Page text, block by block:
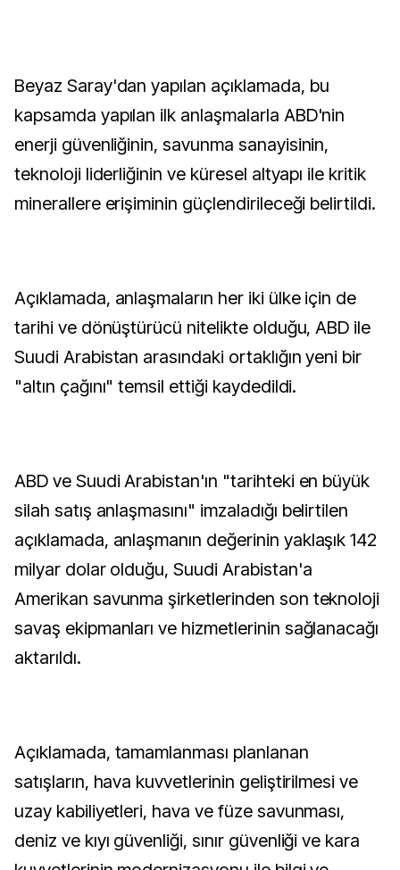
Beyaz Saray'dan yapılan açıklamada, bu
kapsamda yapılan ilk anlaşmalarla ABD'nin
enerji güvenliğinin, savunma sanayisinin,
teknoloji liderliğinin ve küresel altyapı ile kritik
minerallere erişiminin güçlendirileceği belirtildi.
Açıklamada, anlaşmaların her iki ülke için de
tarihi ve dönüştürücü nitelikte olduğu, ABD ile
Suudi Arabistan arasındaki ortaklığın yeni bir
"altın çağını" temsil ettiği kaydedildi.
ABD ve Suudi Arabistan'ın "tarihteki en büyük
silah satış anlaşmasını" imzaladığı belirtilen
açıklamada, anlaşmanın değerinin yaklaşık 142
milyar dolar olduğu, Suudi Arabistan'a
Amerikan savunma şirketlerinden son teknoloji
savaş ekipmanları ve hizmetlerinin sağlanacağı
aktarıldı.
Açıklamada, tamamlanması planlanan
satışların, hava kuvvetlerinin geliştirilmesi ve
uzay kabiliyetleri, hava ve füze savunması,
deniz ve kıyı güvenliği, sınır güvenliği ve kara